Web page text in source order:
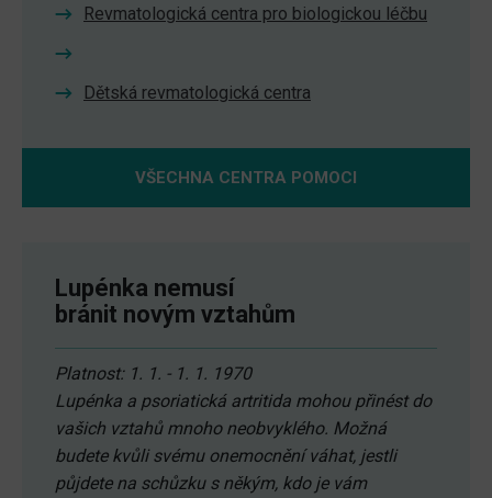
Revmatologická centra pro biologickou léčbu
Dětská revmatologická centra
VŠECHNA CENTRA POMOCI
Lupénka nemusí
bránit novým vztahům
Platnost: 1. 1. - 1. 1. 1970
Lupénka a psoriatická artritida mohou přinést do
vašich vztahů mnoho neobvyklého. Možná
budete kvůli svému onemocnění váhat, jestli
půjdete na schůzku s někým, kdo je vám